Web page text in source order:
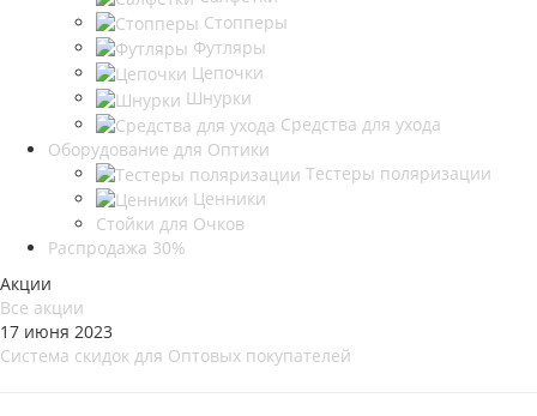
Стопперы
Футляры
Цепочки
Шнурки
Средства для ухода
Оборудование для Оптики
Тестеры поляризации
Ценники
Стойки для Очков
Распродажа 30%
Акции
Все акции
17 июня 2023
Система скидок для Оптовых покупателей